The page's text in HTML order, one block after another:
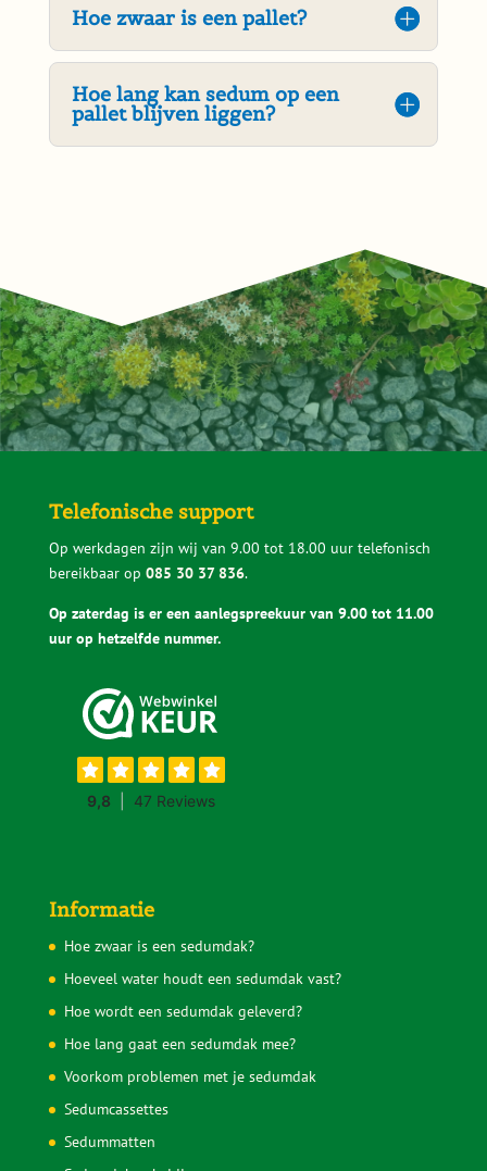
Hoe zwaar is een pallet?
Hoe lang kan sedum op een
pallet blijven liggen?
Telefonische support
Op werkdagen zijn wij van 9.00 tot 18.00 uur telefonisch
bereikbaar op 085 30 37 836.
Op zaterdag is er een aanlegspreekuur van 9.00 tot 11.00
uur op hetzelfde nummer.
Informatie
Hoe zwaar is een sedumdak?
Hoeveel water houdt een sedumdak vast?
Hoe wordt een sedumdak geleverd?
Hoe lang gaat een sedumdak mee?
Voorkom problemen met je sedumdak
Sedumcassettes
Sedummatten